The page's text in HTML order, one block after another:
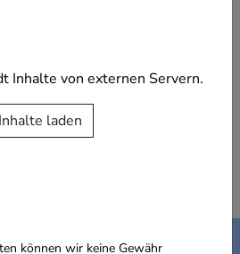
Inhalte von externen Servern.
Inhalte laden
können wir keine Gewähr